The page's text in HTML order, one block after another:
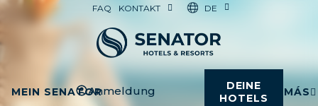
FAQ KONTAKT DE
MEIN SENATORAnmeldung
DEINE
HOTELS
MÁS